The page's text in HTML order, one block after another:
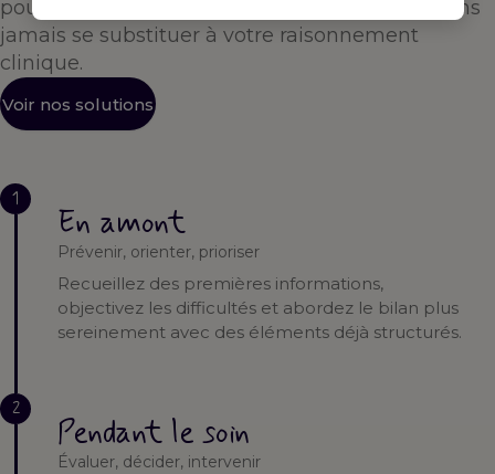
pour vous accompagner à chaque étape — sans
jamais se substituer à votre raisonnement
clinique.
Voir nos solutions
1
En amont
Prévenir, orienter, prioriser
Recueillez des premières informations,
objectivez les difficultés et abordez le bilan plus
sereinement avec des éléments déjà structurés.
2
Pendant le soin
Évaluer, décider, intervenir